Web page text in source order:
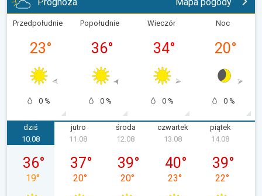
Przedpołudnie
23°
0 %
Popołudnie
36°
0 %
Wieczór
34°
0 %
Noc
20°
0 %
dziś
poniedziałek, 10.08
10.08
36°
19°
jutro
11.08
37°
20°
środa
12.08
39°
20°
czwartek
13.08
40°
23°
piątek
14.08
39°
22°